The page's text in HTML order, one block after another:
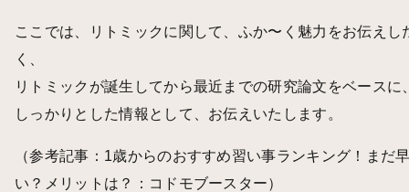
ここでは、リトミックに関して、ふか〜く魅力をお伝えし
く、
リトミックが誕生してから最近までの研究論文をベースに
しっかりとした情報として、お伝えいたします。
（参考記事： 1歳からのおすすめ習い事ランキング！まだ
い？メリットは？：コドモブースター）